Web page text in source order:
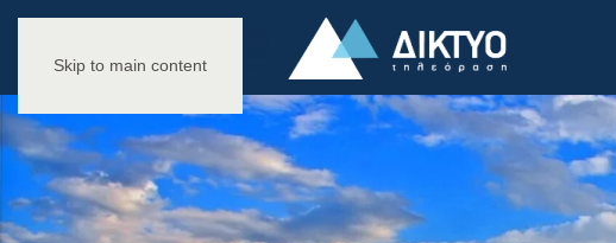
Skip to main content